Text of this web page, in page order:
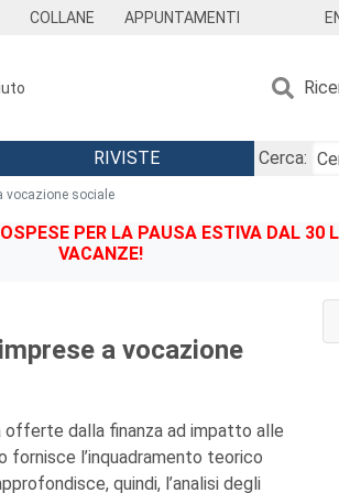
COLLANE APPUNTAMENTI
RIVISTE Cerca:
vocazione sociale
PER LA PAUSA ESTIVA DAL 30
VACANZE!
a vocazione
dalla finanza ad impatto alle
fornisce l’inquadramento teorico
quindi, l’analisi degli